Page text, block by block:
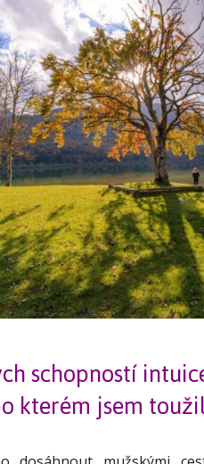
schopností
kterém jsem